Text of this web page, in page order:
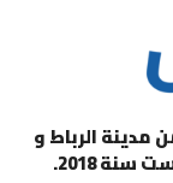
مدينة الرباط و
2018.